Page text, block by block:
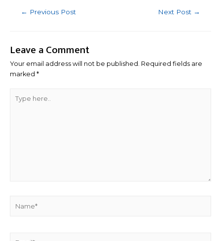
Post
← Previous Post Next Post →
Leave a Comment
Your email address will not be published. Required fields are
marked *
here..